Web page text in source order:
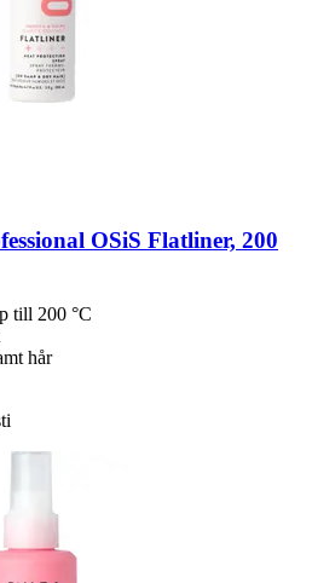
OSiS Flatliner, 200
till 200 °C
hår